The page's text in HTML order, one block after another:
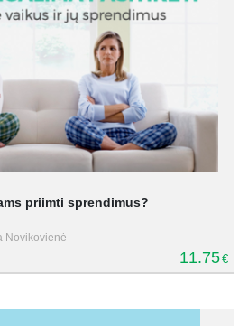
priimti sprendimus?
Novikovienė
11.75€